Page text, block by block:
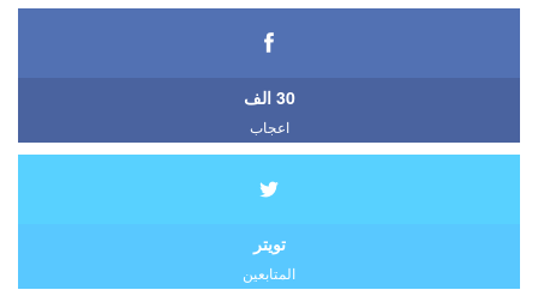
30 الف
اعجاب
تويتر
المتابعين